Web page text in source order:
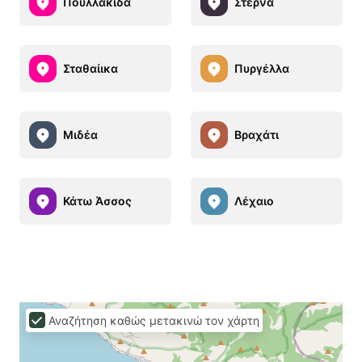
Σταθαίικα Πυργέλλα
Μιδέα Βραχάτι
Κάτω Άσσος Λέχαιο
Αναζήτηση καθώς μετακινώ τον χάρτη